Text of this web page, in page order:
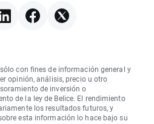
con fines de información general y
opinión, análisis, precio u otro
de inversión o
de la ley de Belice. El rendimiento
los resultados futuros, y
esta información lo hace bajo su